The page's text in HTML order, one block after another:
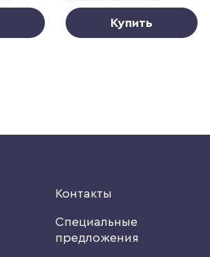
Купить
Контакты
Специальные
предложения